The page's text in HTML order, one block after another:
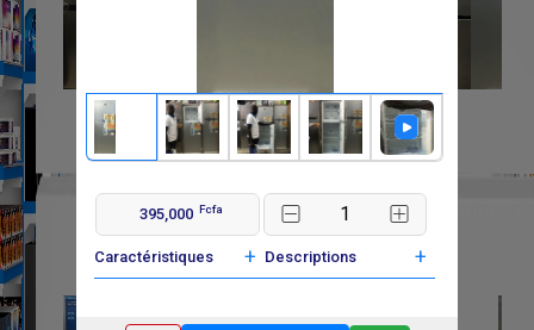
395,000 Fcfa
Caractéristiques + Descriptions +